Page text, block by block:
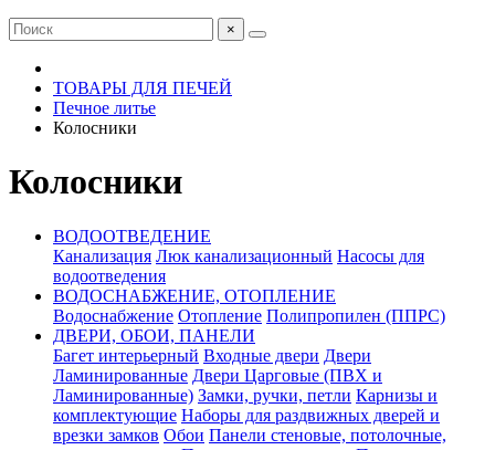
×
ТОВАРЫ ДЛЯ ПЕЧЕЙ
Печное литье
Колосники
Колосники
ВОДООТВЕДЕНИЕ
Канализация Люк канализационный Насосы для
водоотведения
ВОДОСНАБЖЕНИЕ, ОТОПЛЕНИЕ
Водоснабжение Отопление Полипропилен (ППРС)
ДВЕРИ, ОБОИ, ПАНЕЛИ
Багет интерьерный Входные двери Двери
Ламинированные Двери Царговые (ПВХ и
Ламинированные) Замки, ручки, петли Карнизы и
комплектующие Наборы для раздвижных дверей и
врезки замков Обои Панели стеновые, потолочные,